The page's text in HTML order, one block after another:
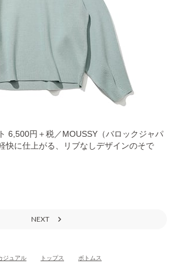
6,500円＋税／MOUSSY（バロックジャパ
に仕上がる、リブなしデザインのそで
NEXT
ジュアル トップス ボトムス